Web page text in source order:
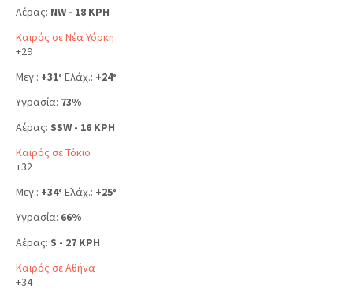
Αέρας: NW - 18 KPH
Καιρός σε Νέα Υόρκη
+29
Μεγ.: +31° Ελάχ.: +24°
Υγρασία: 73%
Αέρας: SSW - 16 KPH
Καιρός σε Τόκιο
+32
Μεγ.: +34° Ελάχ.: +25°
Υγρασία: 66%
Αέρας: S - 27 KPH
Καιρός σε Αθήνα
+34